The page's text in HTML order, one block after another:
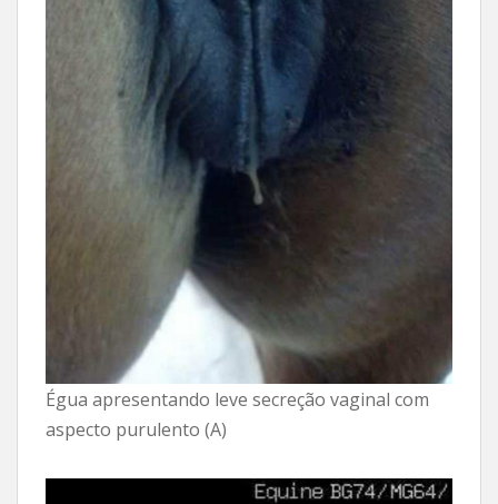
Égua apresentando leve secreção vaginal com
aspecto purulento (A)